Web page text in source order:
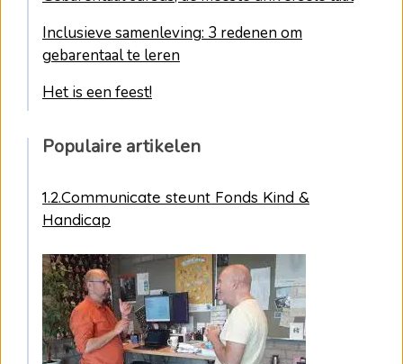
Inclusieve samenleving: 3 redenen om
gebarentaal te leren
Het is een feest!
Populaire artikelen
1.2.Communicate steunt Fonds Kind &
Handicap